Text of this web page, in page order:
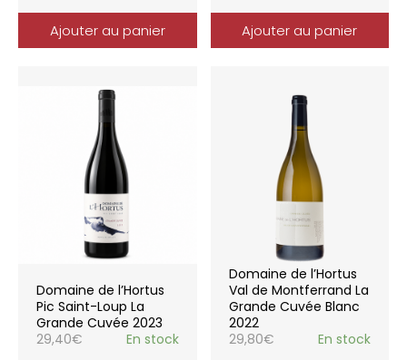
Ajouter au panier Ajouter au panier
Domaine de l’Hortus
Pic Saint-Loup La
Grande Cuvée 2023
29,40€ En stock
Domaine de l’Hortus
Val de Montferrand La
Grande Cuvée Blanc
2022
29,80€ En stock